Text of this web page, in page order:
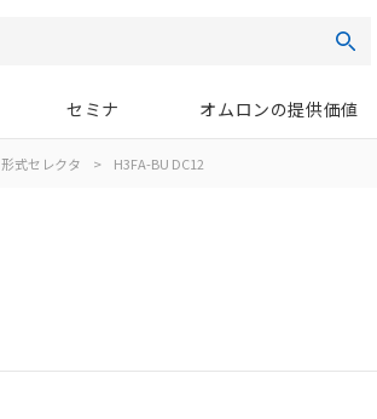
セミナ オムロンの提供価値
形式セレクタ > H3FA-BU DC12